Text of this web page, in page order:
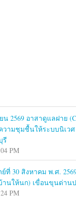
2569 อาสาดูแลฝาย
ามชุมชื้นให้ระบบนิเว
รี
PM
ที่ 30 สิงหาคม พ.ศ.
านให้นก) เขื่อนขุนด่าน
PM